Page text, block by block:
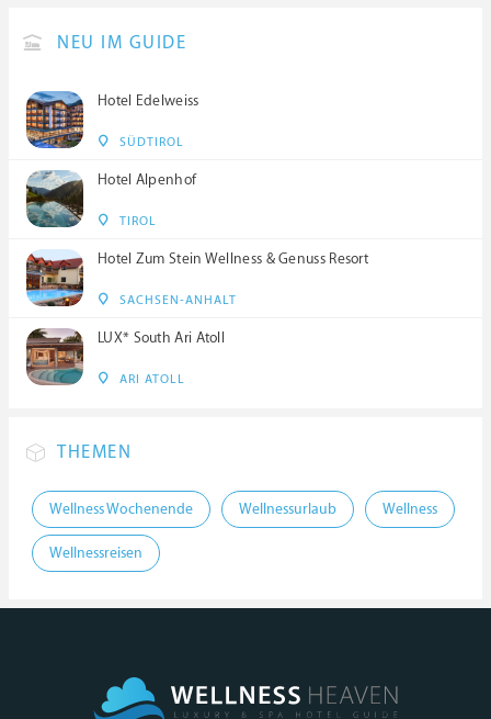
NEU IM GUIDE
Hotel Edelweiss
SÜDTIROL
Hotel Alpenhof
TIROL
Hotel Zum Stein Wellness & Genuss Resort
SACHSEN-ANHALT
LUX* South Ari Atoll
ARI ATOLL
THEMEN
Wellness Wochenende Wellnessurlaub Wellness
Wellnessreisen